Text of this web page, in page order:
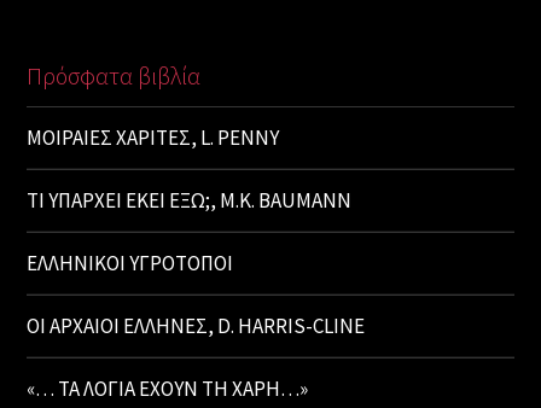
Πρόσφατα βιβλία
ΜΟΙΡΑΙΕΣ ΧΑΡΙΤΕΣ, L. PENNY
ΤΙ ΥΠΑΡΧΕΙ ΕΚΕΙ ΕΞΩ;, M.K. BAUMANN
ΕΛΛΗΝΙΚΟΙ ΥΓΡΟΤΟΠΟΙ
ΟΙ ΑΡΧΑΙΟΙ ΕΛΛΗΝΕΣ, D. HARRIS-CLINE
«… ΤΑ ΛΟΓΙΑ ΕΧΟΥΝ ΤΗ ΧΑΡΗ…»